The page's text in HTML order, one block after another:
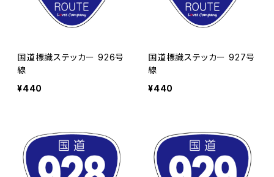
国道標識ステッカー 926号
線
¥440
国道標識ステッカー 927号
線
¥440